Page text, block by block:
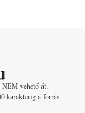
NEM vehető át.
karakterig a forrás